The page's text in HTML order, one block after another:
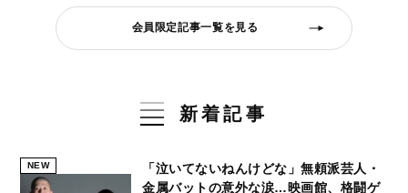
会員限定記事一覧を見る
新着記事
NEW
「泣いてないねんけどな」無頼派芸人・
金属バットの意外な涙…映画館、格闘ゲ